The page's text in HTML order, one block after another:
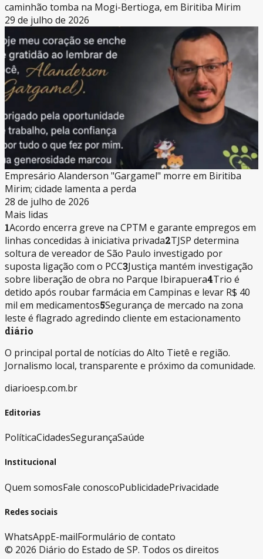
caminhão tomba na Mogi-Bertioga, em Biritiba Mirim
29 de julho de 2026
Empresário Alanderson "Gargamel" morre em Biritiba
Mirim; cidade lamenta a perda
28 de julho de 2026
Mais lidas
1Acordo encerra greve na CPTM e garante empregos em
linhas concedidas à iniciativa privada2TJSP determina
soltura de vereador de São Paulo investigado por
suposta ligação com o PCC3Justiça mantém investigação
sobre liberação de obra no Parque Ibirapuera4Trio é
detido após roubar farmácia em Campinas e levar R$ 40
mil em medicamentos5Segurança de mercado na zona
leste é flagrado agredindo cliente em estacionamento
diário
O principal portal de notícias do Alto Tietê e região.
Jornalismo local, transparente e próximo da comunidade.
diarioesp.com.br
Editorias
PolíticaCidadesSegurançaSaúde
Institucional
Quem somosFale conoscoPublicidadePrivacidade
Redes sociais
WhatsAppE-mailFormulário de contato
© 2026 Diário do Estado de SP. Todos os direitos